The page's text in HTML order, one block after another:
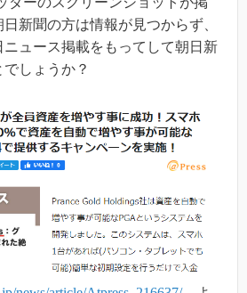
新聞の方は情報が見つからず、
ニュース掲載をもってして朝日新
しょうか？